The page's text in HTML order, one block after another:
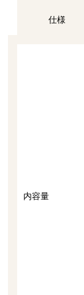
仕様
内容量